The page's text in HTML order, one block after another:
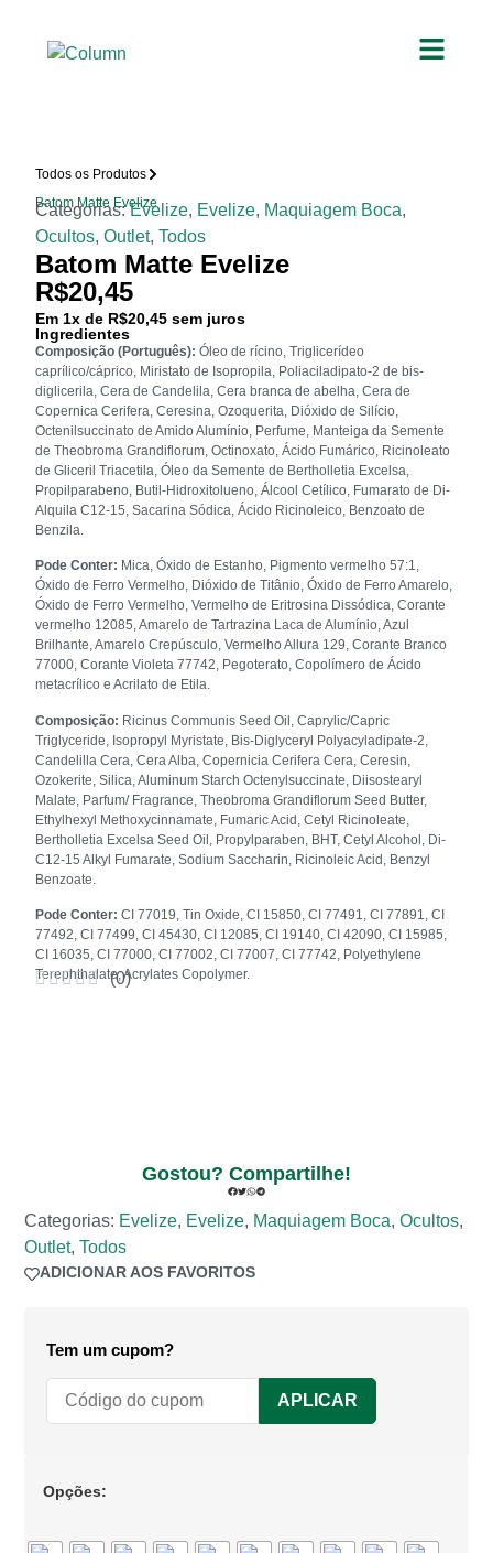
Todos os Produtos
Batom Matte Evelize
Categorias:Evelize, Evelize, Maquiagem Boca,
Ocultos,Outlet,Todos
Batom Matte Evelize
R$20,45
Em 1x de R$20,45 sem juros
Ingredientes
Composição (Português): Óleo de rícino, Triglicerídeo
caprílico/cáprico, Miristato de Isopropila, Poliaciladipato-2 de bis-
diglicerila, Cera de Candelila, Cera branca de abelha, Cera de
Copernica Cerifera, Ceresina, Ozoquerita, Dióxido de Silício,
Octenilsuccinato de Amido Alumínio, Perfume, Manteiga da Semente
de Theobroma Grandiflorum, Octinoxato, Ácido Fumárico, Ricinoleato
de Gliceril Triacetila, Óleo da Semente de Bertholletia Excelsa,
Propilparabeno, Butil-Hidroxitolueno, Álcool Cetílico, Fumarato de Di-
Alquila C12-15, Sacarina Sódica, Ácido Ricinoleico, Benzoato de
Benzila.
Pode Conter: Mica, Óxido de Estanho, Pigmento vermelho 57:1,
Óxido de Ferro Vermelho, Dióxido de Titânio, Óxido de Ferro Amarelo,
Óxido de Ferro Vermelho, Vermelho de Eritrosina Dissódica, Corante
vermelho 12085, Amarelo de Tartrazina Laca de Alumínio, Azul
Brilhante, Amarelo Crepúsculo, Vermelho Allura 129, Corante Branco
77000, Corante Violeta 77742, Pegoterato, Copolímero de Ácido
metacrílico e Acrilato de Etila.
Composição: Ricinus Communis Seed Oil, Caprylic/Capric
Triglyceride, Isopropyl Myristate, Bis-Diglyceryl Polyacyladipate-2,
Candelilla Cera, Cera Alba, Copernicia Cerifera Cera, Ceresin,
Ozokerite, Silica, Aluminum Starch Octenylsuccinate, Diisostearyl
Malate, Parfum/ Fragrance, Theobroma Grandiflorum Seed Butter,
Ethylhexyl Methoxycinnamate, Fumaric Acid, Cetyl Ricinoleate,
Bertholletia Excelsa Seed Oil, Propylparaben, BHT, Cetyl Alcohol, Di-
C12-15 Alkyl Fumarate, Sodium Saccharin, Ricinoleic Acid, Benzyl
Benzoate.
Pode Conter: CI 77019, Tin Oxide, CI 15850, CI 77491, CI 77891, CI
77492, CI 77499, CI 45430, CI 12085, CI 19140, CI 42090, CI 15985,
CI 16035, CI 77000, CI 77002, CI 77007, CI 77742, Polyethylene
Terephthalate, Acrylates Copolymer.
(0)
Gostou? Compartilhe!
Categorias: Evelize, Evelize, Maquiagem Boca,Ocultos,
Outlet,Todos
ADICIONAR AOS FAVORITOS
Tem um cupom?
APLICAR
Opções: